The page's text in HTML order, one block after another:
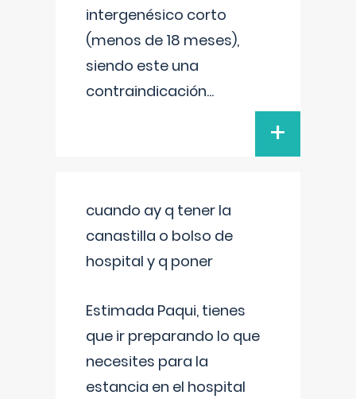
intergenésico corto
(menos de 18 meses),
siendo este una
contraindicación...
+
cuando ay q tener la
canastilla o bolso de
hospital y q poner
Estimada Paqui, tienes
que ir preparando lo que
necesites para la
estancia en el hospital